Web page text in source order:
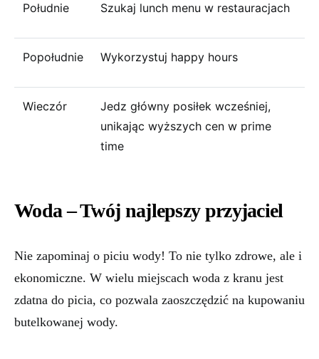
Południe Szukaj lunch menu w restauracjach
Popołudnie Wykorzystuj happy hours
Wieczór
Jedz główny posiłek wcześniej,
unikając wyższych cen w prime
time
Woda – Twój najlepszy przyjaciel
Nie zapominaj o piciu wody! To nie tylko zdrowe, ale i
ekonomiczne. W wielu miejscach woda z kranu jest
zdatna do picia, co pozwala zaoszczędzić na kupowaniu
butelkowanej wody.